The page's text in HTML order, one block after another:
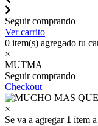
Seguir comprando
Ver carrito
0 item(s) agregado tu
×
MUTMA
Seguir comprando
Checkout
×
Se va a agregar 1 ítem